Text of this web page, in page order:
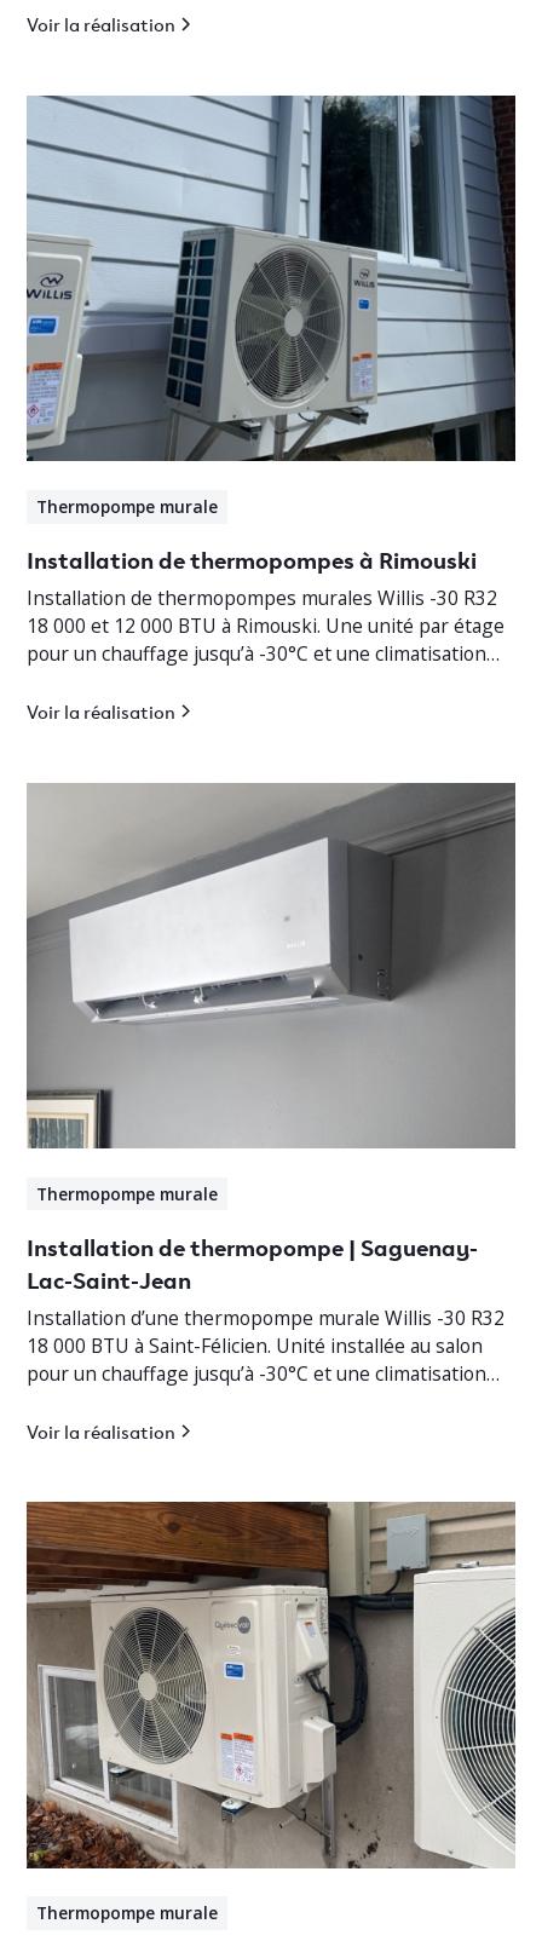
Voir la réalisation
Thermopompe murale
Installation de thermopompes à Rimouski
Installation de thermopompes murales Willis -30 R32
18 000 et 12 000 BTU à Rimouski. Une unité par étage
pour un chauffage jusqu’à -30°C et une climatisation
Voir la réalisation
Thermopompe murale
Installation de thermopompe | Saguenay-
Lac-Saint-Jean
Installation d’une thermopompe murale Willis -30 R32
18 000 BTU à Saint-Félicien. Unité installée au salon
pour un chauffage jusqu’à -30°C et une climatisation
Voir la réalisation
Thermopompe murale